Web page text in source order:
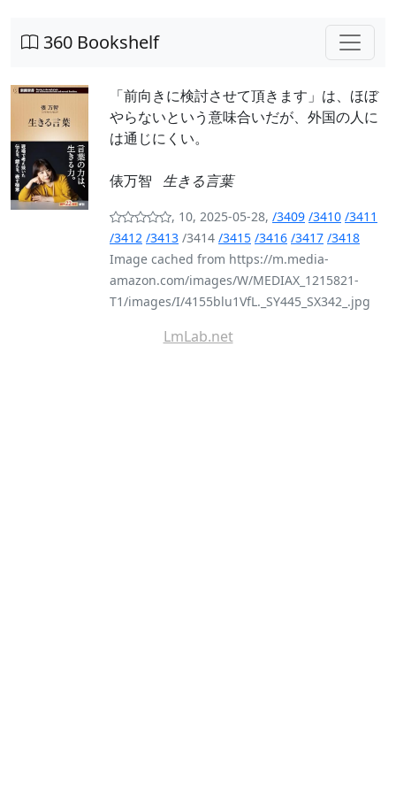
360 Bookshelf
「前向きに検討させて頂きます」は、ほぼ
やらないという意味合いだが、外国の人に
は通じにくい。
俵万智 生きる言葉
, 10, 2025-05-28, /3409 /3410 /3411
/3412 /3413 /3414 /3415 /3416 /3417 /3418
Image cached from https://m.media-
amazon.com/images/W/MEDIAX_1215821-
T1/images/I/4155blu1VfL._SY445_SX342_.jpg
LmLab.net